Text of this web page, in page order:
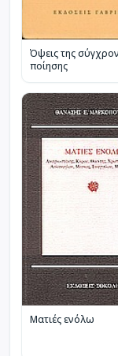
Όψεις της
ποίησης
Ματιές ενόλω